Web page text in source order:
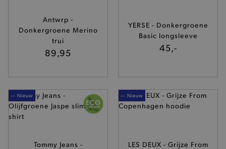
Antwrp -
Donkergroene Merino
trui
89,95
YERSE - Donkergroene
Basic longsleeve
45,-
— Nieuw
Tommy Jeans -
— Nieuw
LES DEUX - Grijze From